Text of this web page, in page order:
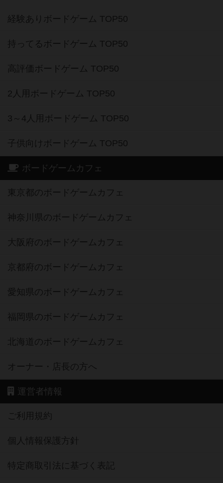
経験ありボードゲーム TOP50
持ってるボードゲーム TOP50
高評価ボードゲーム TOP50
2人用ボードゲーム TOP50
3～4人用ボードゲーム TOP50
子供向けボードゲーム TOP50
ボードゲームカフェ
東京都のボードゲームカフェ
神奈川県のボードゲームカフェ
大阪府のボードゲームカフェ
京都府のボードゲームカフェ
愛知県のボードゲームカフェ
福岡県のボードゲームカフェ
北海道のボードゲームカフェ
オーナー・店長の方へ
運営者情報
ご利用規約
個人情報保護方針
特定商取引法に基づく表記